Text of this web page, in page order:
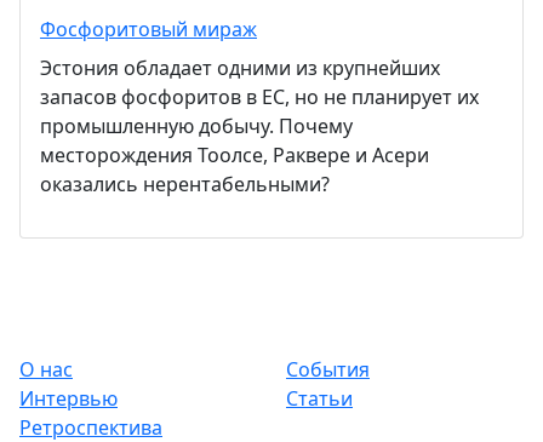
Фосфоритовый мираж
Эстония обладает одними из крупнейших
запасов фосфоритов в ЕС, но не планирует их
промышленную добычу. Почему
месторождения Тоолсе, Раквере и Асери
оказались нерентабельными?
О нас
События
Интервью
Статьи
Ретроспектива